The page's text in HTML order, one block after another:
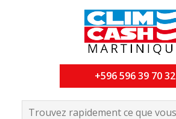
+596 596 39 70 32